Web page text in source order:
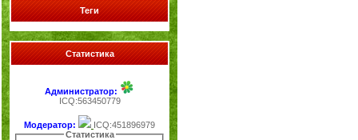
Теги
Статистика
Администратор:
ICQ:563450779
Модератор:
ICQ:451896979
Статистика